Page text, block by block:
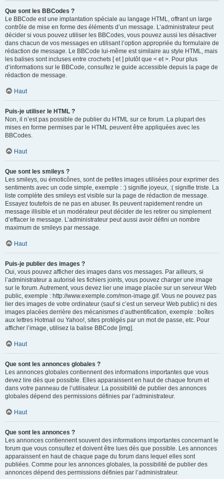
Que sont les BBCodes ?
Le BBCode est une implantation spéciale au langage HTML, offrant un large
contrôle de mise en forme des éléments d’un message. L’administrateur peut
décider si vous pouvez utiliser les BBCodes, vous pouvez aussi les désactiver
dans chacun de vos messages en utilisant l’option appropriée du formulaire de
rédaction de message. Le BBCode lui-même est similaire au style HTML, mais
les balises sont incluses entre crochets [ et ] plutôt que < et >. Pour plus
d’informations sur le BBCode, consultez le guide accessible depuis la page de
rédaction de message.
Haut
Puis-je utiliser le HTML ?
Non, il n’est pas possible de publier du HTML sur ce forum. La plupart des
mises en forme permises par le HTML peuvent être appliquées avec les
BBCodes.
Haut
Que sont les smileys ?
Les smileys, ou émoticônes, sont de petites images utilisées pour exprimer des
sentiments avec un code simple, exemple : :) signifie joyeux, :( signifie triste. La
liste complète des smileys est visible sur la page de rédaction de message.
Essayez toutefois de ne pas en abuser. Ils peuvent rapidement rendre un
message illisible et un modérateur peut décider de les retirer ou simplement
d’effacer le message. L’administrateur peut aussi avoir défini un nombre
maximum de smileys par message.
Haut
Puis-je publier des images ?
Oui, vous pouvez afficher des images dans vos messages. Par ailleurs, si
l’administrateur a autorisé les fichiers joints, vous pouvez charger une image
sur le forum. Autrement, vous devez lier une image placée sur un serveur Web
public, exemple : http://www.exemple.com/mon-image.gif. Vous ne pouvez pas
lier des images de votre ordinateur (sauf si c’est un serveur Web public) ni des
images placées derrière des mécanismes d’authentification, exemple : boîtes
aux lettres Hotmail ou Yahoo!, sites protégés par un mot de passe, etc. Pour
afficher l’image, utilisez la balise BBCode [img].
Haut
Que sont les annonces globales ?
Les annonces globales contiennent des informations importantes que vous
devez lire dès que possible. Elles apparaissent en haut de chaque forum et
dans votre panneau de l’utilisateur. La possibilité de publier des annonces
globales dépend des permissions définies par l’administrateur.
Haut
Que sont les annonces ?
Les annonces contiennent souvent des informations importantes concernant le
forum que vous consultez et doivent être lues dès que possible. Les annonces
apparaissent en haut de chaque page du forum dans lequel elles sont
publiées. Comme pour les annonces globales, la possibilité de publier des
annonces dépend des permissions définies par l’administrateur.